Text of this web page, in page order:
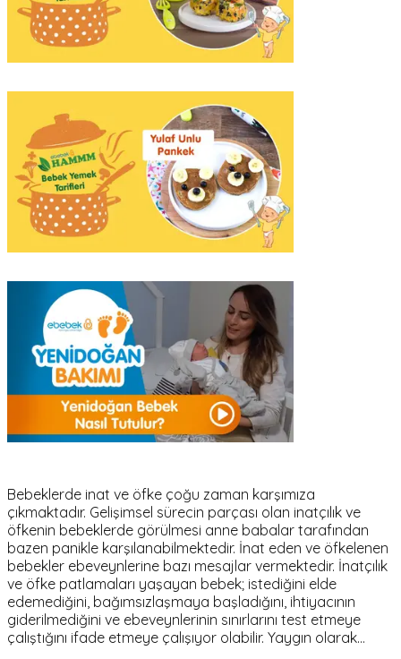
Bebeklerde inat ve öfke çoğu zaman karşımıza
çıkmaktadır. Gelişimsel sürecin parçası olan inatçılık ve
öfkenin bebeklerde görülmesi anne babalar tarafından
bazen panikle karşılanabilmektedir. İnat eden ve öfkelenen
bebekler ebeveynlerine bazı mesajlar vermektedir. İnatçılık
ve öfke patlamaları yaşayan bebek; istediğini elde
edemediğini, bağımsızlaşmaya başladığını, ihtiyacının
giderilmediğini ve ebeveynlerinin sınırlarını test etmeye
çalıştığını ifade etmeye çalışıyor olabilir. Yaygın olarak…